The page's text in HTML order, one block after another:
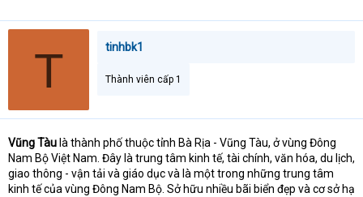
T tinhbk1
Thành viên cấp 1
Vũng Tàu là thành phố thuộc tỉnh Bà Rịa - Vũng Tàu, ở vùng Đông
Nam Bộ Việt Nam. Đây là trung tâm kinh tế, tài chính, văn hóa, du lịch,
giao thông - vận tải và giáo dục và là một trong những trung tâm
kinh tế của vùng Đông Nam Bộ. Sở hữu nhiều bãi biển đẹp và cơ sở hạ